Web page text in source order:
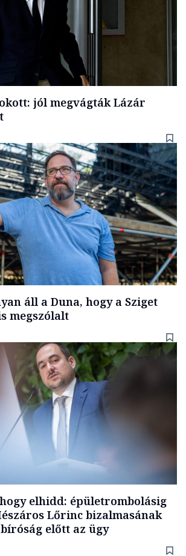
jól megvágták Lázár
áll a Duna, hogy a Sziget
megszólalt
elhidd: épületrombolásig
Lőrinc bizalmasának
előtt az ügy